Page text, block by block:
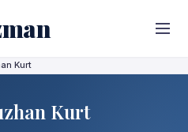
Kurt
Kurt